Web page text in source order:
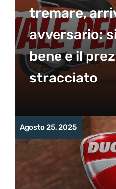
tremare,
avversario:
bene e il
stracciato
Agosto 25, 2025